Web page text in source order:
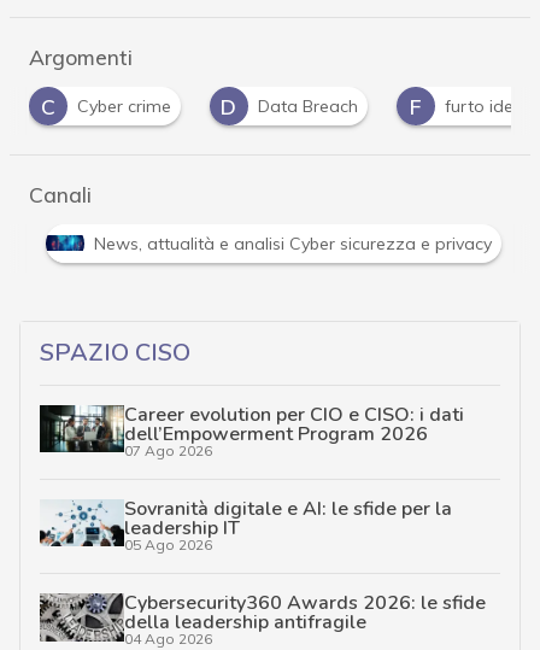
Argomenti
Cyber crime Data Breach furto identità
Canali
News, attualità e analisi Cyber sicurezza
SPAZIO CISO
Career evolution per CIO e CISO: i dati
dell’Empowerment Program 2026
07 Ago 2026
Sovranità digitale e AI: le sfide per la
leadership IT
05 Ago 2026
Cybersecurity360 Awards 2026: le sfide
della leadership antifragile
04 Ago 2026